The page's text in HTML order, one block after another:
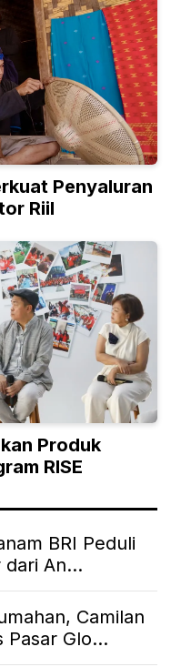
Penyaluran
Riil
Produk
RISE
BRI Peduli
dari An...
Camilan
Pasar Glo...